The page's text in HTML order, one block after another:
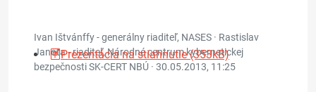
Ivan Ištvánffy - generálny riaditeľ, NASES · Rastislav
Janota - riaditeľ, Národné centrum kybernetickej
bezpečnosti SK-CERT NBÚ · 30.05.2013, 11:25
Prezentácia na stiahnutie (353kB)